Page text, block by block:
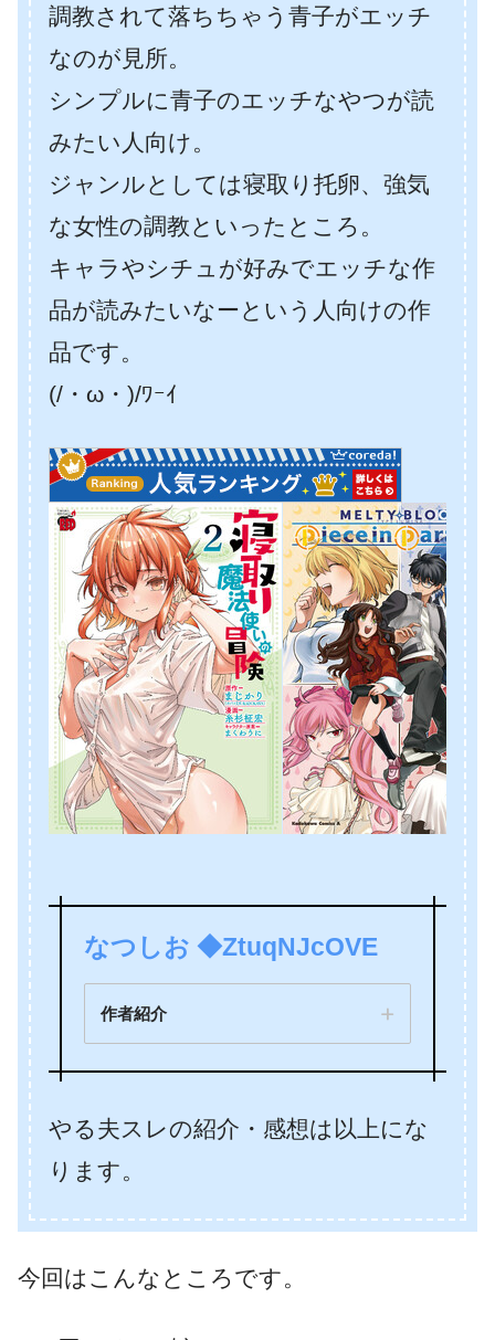
調教されて落ちちゃう青子がエッチ
なのが見所。
シンプルに青子のエッチなやつが読
みたい人向け。
ジャンルとしては寝取り托卵、強気
な女性の調教といったところ。
キャラやシチュが好みでエッチな作
品が読みたいなーという人向けの作
品です。
(/・ω・)/ﾜｰｲ
なつしお ◆ZtuqNJcOVE
作者紹介
やる夫スレの紹介・感想は以上にな
ります。
今回はこんなところです。